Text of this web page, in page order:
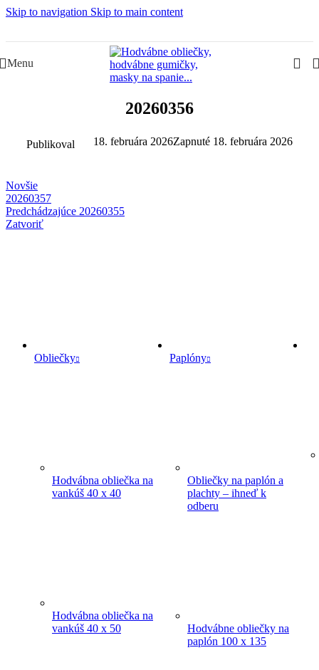
Skip to navigation Skip to main content
Menu
20260356
Publikoval 18. februára 2026Zapnuté 18. februára 2026
Novšie
20260357
Predchádzajúce 20260355
Zatvoriť
Obliečky
Hodvábna obliečka na
vankúš 40 x 40
Hodvábna obliečka na
vankúš 40 x 50
Paplóny
Obliečky na paplón a
plachty – ihneď k
odberu
Hodvábne obliečky na
paplón 100 x 135